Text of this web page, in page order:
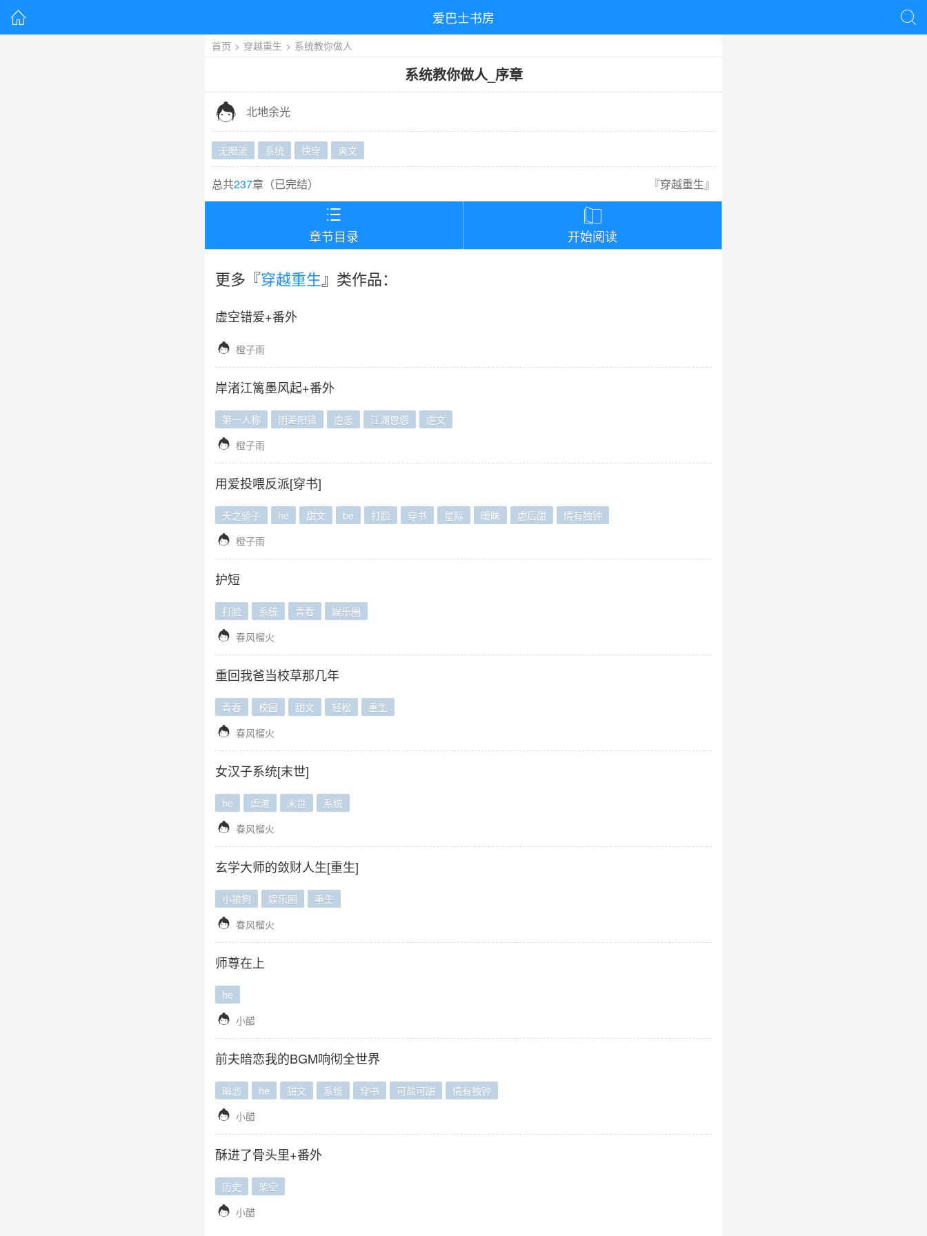
 爱巴士书房 
首页 > 穿越重生 > 系统教你做人
系统教你做人_ 序章
 北地余光
无限流 系统 快穿 爽文
总共237章（已完结） 『穿越重生』

章节目录

开始阅读
更多『穿越重生 』类作品：
虚空错爱+番外
 橙子雨
岸渚江篱墨风起+番外
第一人称 阴差阳错 虐恋 江湖恩怨 虐文
 橙子雨
用爱投喂反派[穿书]
天之骄子 he 甜文 be 打脸 穿书 星际 暧昧 虐后甜 情有独钟
 橙子雨
护短
打脸 系统 青春 娱乐圈
 春风榴火
重回我爸当校草那几年
青春 校园 甜文 轻松 重生
 春风榴火
女汉子系统[末世]
he 虐渣 末世 系统
 春风榴火
玄学大师的敛财人生[重生]
小狼狗 娱乐圈 重生
 春风榴火
师尊在上
he
 小醋
前夫暗恋我的BGM响彻全世界
暗恋 he 甜文 系统 穿书 可盐可甜 情有独钟
 小醋
酥进了骨头里+番外
历史 架空
 小醋